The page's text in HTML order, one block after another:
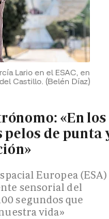
Lario en el ESAC, en
Castillo. (Belén Díaz)
«En los
pelos de punta
Europea (ESA)
sensorial del
segundos que
vida»